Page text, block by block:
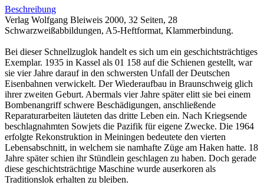
Beschreibung
Verlag Wolfgang Bleiweis 2000, 32 Seiten, 28
Schwarzweißabbildungen, A5-Heftformat, Klammerbindung.
Bei dieser Schnellzuglok handelt es sich um ein geschichtsträchtiges
Exemplar. 1935 in Kassel als 01 158 auf die Schienen gestellt, war
sie vier Jahre darauf in den schwersten Unfall der Deutschen
Eisenbahnen verwickelt. Der Wiederaufbau in Braunschweig glich
ihrer zweiten Geburt. Abermals vier Jahre später elitt sie bei einem
Bombenangriff schwere Beschädigungen, anschließende
Reparaturarbeiten läuteten das dritte Leben ein. Nach Kriegsende
beschlagnahmten Sowjets die Pazifik für eigene Zwecke. Die 1964
erfolgte Rekonstruktion in Meiningen bedeutete den vierten
Lebensabschnitt, in welchem sie namhafte Züge am Haken hatte. 18
Jahre später schien ihr Stündlein geschlagen zu haben. Doch gerade
diese geschichtsträchtige Maschine wurde auserkoren als
Traditionslok erhalten zu bleiben.